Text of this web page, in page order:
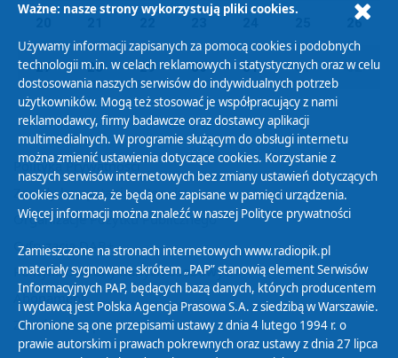
26
27 28 29 30 31 01 02
Polityka Prywatności
Zasady korzystania z Serwisu
Organizacje Pożytku Publicznego
Cyfryzacja DAB+
Polityka ochrony danych osobowych
Abonament
Zamówienia publiczne
Ważne: nasze strony wykorzystują pliki cookies.
Używamy informacji zapisanych za pomocą cookies i podobnych
technologii m.in. w celach reklamowych i statystycznych oraz w celu
dostosowania naszych serwisów do indywidualnych potrzeb
użytkowników. Mogą też stosować je współpracujący z nami
reklamodawcy, firmy badawcze oraz dostawcy aplikacji
multimedialnych. W programie służącym do obsługi internetu
można zmienić ustawienia dotyczące cookies. Korzystanie z
naszych serwisów internetowych bez zmiany ustawień dotyczących
cookies oznacza, że będą one zapisane w pamięci urządzenia.
Więcej informacji można znaleźć w naszej Polityce prywatności
Zamieszczone na stronach internetowych www.radiopik.pl
materiały sygnowane skrótem „PAP” stanowią element Serwisów
Informacyjnych PAP, będących bazą danych, których producentem
i wydawcą jest Polska Agencja Prasowa S.A. z siedzibą w Warszawie.
Chronione są one przepisami ustawy z dnia 4 lutego 1994 r. o
prawie autorskim i prawach pokrewnych oraz ustawy z dnia 27 lipca